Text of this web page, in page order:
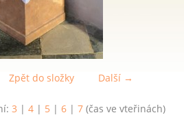
Další →
Zpět do složky
3 | 4 | 5 | 6 | 7 (čas ve vteřinách)